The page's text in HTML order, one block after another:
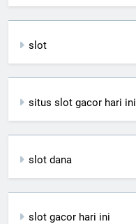
slot
situs slot gacor hari ini
slot dana
slot gacor hari ini